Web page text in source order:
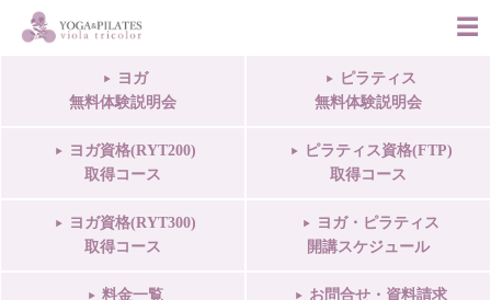
ヨガ
無料体験説明会
ピラティス
無料体験説明会
ヨガ資格(RYT200)
取得コース
ピラティス資格(FTP)
取得コース
ヨガ資格(RYT300)
取得コース
ヨガ・ピラティス
開講スケジュール
料金一覧 お問合せ・資料請求